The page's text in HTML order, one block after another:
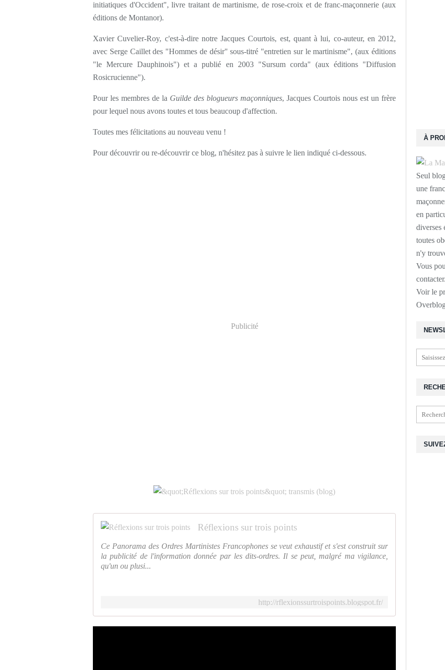
initiatiques d'Occident", livre traitant de martinisme, de rose-croix et de franc-maçonnerie (aux
éditions de Montanor).
Xavier Cuvelier-Roy, c'est-à-dire notre Jacques Courtois, est, quant à lui, co-auteur, en 2012,
avec Serge Caillet des "Hommes de désir" sous-titré "entretien sur le martinisme", (aux éditions
"le Mercure Dauphinois") et a publié en 2003 "Sursum corda" (aux éditions "Diffusion
Rosicrucienne").
Pour les membres de la Guilde des blogueurs maçonniques, Jacques Courtois nous est un frère
pour lequel nous avons toutes et tous beaucoup d'affection.
Toutes mes félicitations au nouveau venu !
Pour découvrir ou re-découvrir ce blog, n'hésitez pas à suivre le lien indiqué ci-dessous.
Publicité
Réflexions sur trois points
Ce Panorama des Ordres Martinistes Francophones se veut exhaustif et s'est construit sur
la publicité de l'information donnée par les dits-ordres. Il se peut, malgré ma vigilance,
qu'un ou plusi...
http://rflexionssurtroispoints.blogspot.fr/
À
Seul
une
en
diverses
toutes
n'y
Vous
Voir le
Overblog